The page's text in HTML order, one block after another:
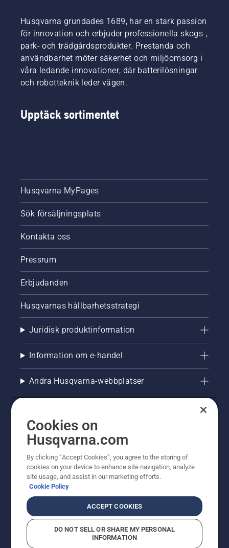
Husqvarna grundades 1689, har en stark passion
för innovation och erbjuder professionella skogs-,
park- och trädgårdsprodukter. Prestanda och
användbarhet möter säkerhet och miljöomsorg i
våra ledande innovationer, där batterilösningar
och robotteknik leder vägen.
Upptäck sortimentet
Husqvarna MyPages
Sök försäljningsplats
Kontakta oss
Pressrum
Erbjudanden
Husqvarnas hållbarhetsstrategi
Juridisk produktinformation
Information om e-handel
Andra Husqvarna-webbplatser
© Husqvarna AB (publ). All rights reserved. Priserna
som visas är rekommenderade cirkapriser. Alla angivna
priser är rekommenderade försäljningspriser (inkl.
moms) om inte produkten är tillgänglig för direkt köp.
CookiepolicyAnvändningsvillkor Sekretessmeddelande
Företagsinformation
Cookies on
Husqvarna.com
By clicking “Accept Cookies”, you agree to the storing of
cookies on your device to enhance site navigation, analyze
site usage, and assist in our marketing efforts.
Cookie Policy
ACCEPT COOKIES
DO NOT SELL OR SHARE MY PERSONAL
INFORMATION